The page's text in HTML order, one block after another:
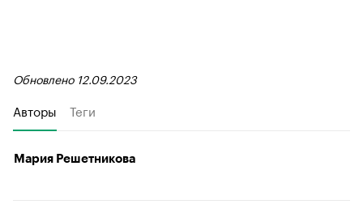
Обновлено 12.09.2023
Авторы Теги
Мария Решетникова